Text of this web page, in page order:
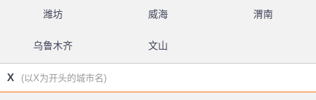
潍坊 威海 渭南
乌鲁木齐 文山
X (以X为开头的城市名)